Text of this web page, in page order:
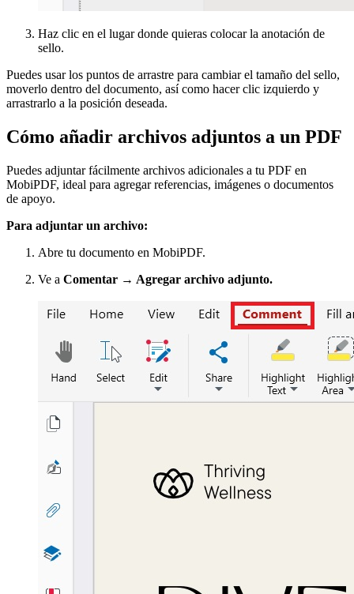
Haz clic en el lugar donde quieras colocar la anotación de
sello.
Puedes usar los puntos de arrastre para cambiar el tamaño del sello,
moverlo dentro del documento, así como hacer clic izquierdo y
arrastrarlo a la posición deseada.
Cómo añadir archivos adjuntos a un PDF
Puedes adjuntar fácilmente archivos adicionales a tu PDF en
MobiPDF, ideal para agregar referencias, imágenes o documentos
de apoyo.
Para adjuntar un archivo:
Abre tu documento en MobiPDF.
Ve a Comentar → Agregar archivo adjunto.